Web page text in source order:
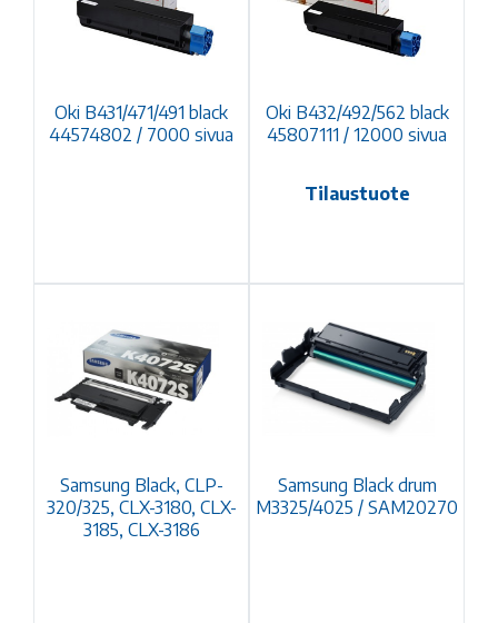
Oki B431/471/491 black
44574802 / 7000 sivua
Oki B432/492/562 black
45807111 / 12000 sivua
Tilaustuote
Samsung Black, CLP-
320/325, CLX-3180, CLX-
3185, CLX-3186
Samsung Black drum
M3325/4025 / SAM20270